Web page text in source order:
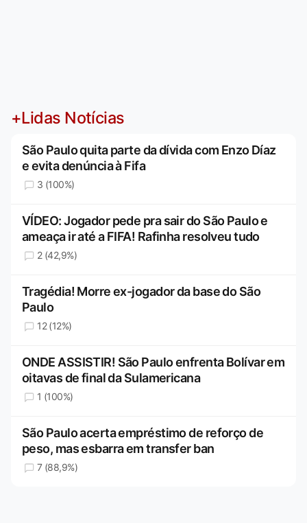
+Lidas Notícias
São Paulo quita parte da dívida com Enzo Díaz
e evita denúncia à Fifa
3 (100%)
VÍDEO: Jogador pede pra sair do São Paulo e
ameaça ir até a FIFA! Rafinha resolveu tudo
2 (42,9%)
Tragédia! Morre ex-jogador da base do São
Paulo
12 (12%)
ONDE ASSISTIR! São Paulo enfrenta Bolívar em
oitavas de final da Sulamericana
1 (100%)
São Paulo acerta empréstimo de reforço de
peso, mas esbarra em transfer ban
7 (88,9%)